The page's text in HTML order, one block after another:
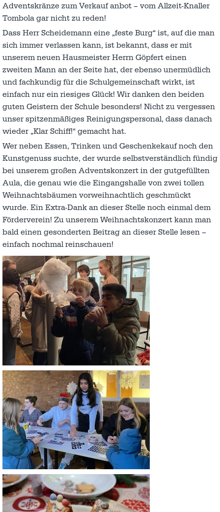
Adventskränze zum Verkauf anbot – vom Allzeit-Knaller
Tombola gar nicht zu reden!
Dass Herr Scheidemann eine „feste Burg“ ist, auf die man
sich immer verlassen kann, ist bekannt, dass er mit
unserem neuen Hausmeister Herrn Göpfert einen
zweiten Mann an der Seite hat, der ebenso unermüdlich
und fachkundig für die Schulgemeinschaft wirkt, ist
einfach nur ein riesiges Glück! Wir danken den beiden
guten Geistern der Schule besonders! Nicht zu vergessen
unser spitzenmäßiges Reinigungspersonal, dass danach
wieder „Klar Schiff!“ gemacht hat.
Wer neben Essen, Trinken und Geschenkekauf noch den
Kunstgenuss suchte, der wurde selbstverständlich fündig
bei unserem großen Adventskonzert in der gutgefüllten
Aula, die genau wie die Eingangshalle von zwei tollen
Weihnachtsbäumen vorweihnachtlich geschmückt
wurde. Ein Extra-Dank an dieser Stelle noch einmal dem
Förderverein! Zu unserem Weihnachtskonzert kann man
bald einen gesonderten Beitrag an dieser Stelle lesen –
einfach nochmal reinschauen!